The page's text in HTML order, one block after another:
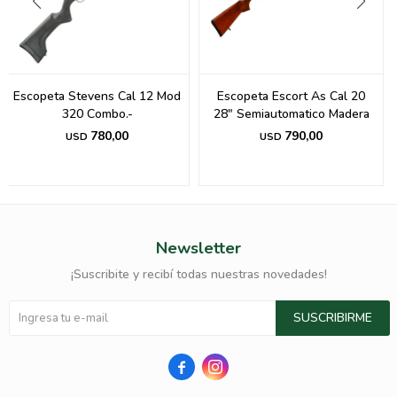
Escopeta Stevens Cal 12 Mod
320 Combo.-
USD 780,00
Escopeta Escort As Cal 20
28" Semiautomatico Madera
USD 790,00
Newsletter
¡Suscribite y recibí todas nuestras novedades!
SUSCRIBIRME
 